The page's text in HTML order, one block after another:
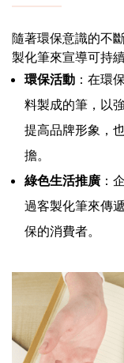
隨著環保意識的不
製化筆來宣導可持續
環保活動 ：在環
料製成的筆，以
提高品牌形象，
擔。
綠色生活推廣 ：
過客製化筆來傳
保的消費者。